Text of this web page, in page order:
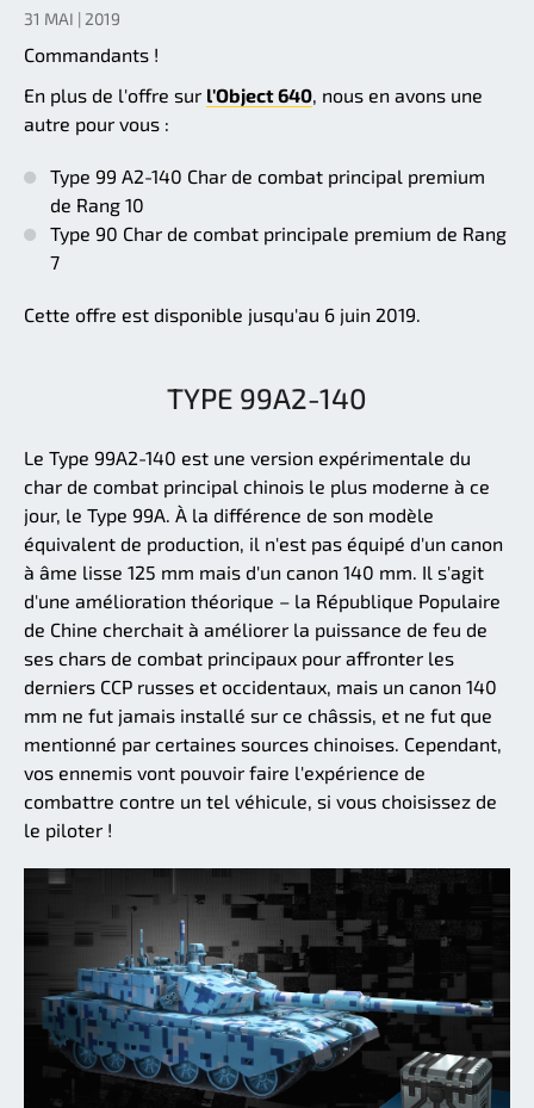
31 MAI | 2019
Commandants !
En plus de l'offre sur l'Object 640, nous en avons une
autre pour vous :
Type 99 A2-140 Char de combat principal premium
de Rang 10
Type 90 Char de combat principale premium de Rang
7
Cette offre est disponible jusqu'au 6 juin 2019.
TYPE 99A2-140
Le Type 99A2-140 est une version expérimentale du
char de combat principal chinois le plus moderne à ce
jour, le Type 99A. À la différence de son modèle
équivalent de production, il n'est pas équipé d'un canon
à âme lisse 125 mm mais d'un canon 140 mm. Il s'agit
d'une amélioration théorique – la République Populaire
de Chine cherchait à améliorer la puissance de feu de
ses chars de combat principaux pour affronter les
derniers CCP russes et occidentaux, mais un canon 140
mm ne fut jamais installé sur ce châssis, et ne fut que
mentionné par certaines sources chinoises. Cependant,
vos ennemis vont pouvoir faire l'expérience de
combattre contre un tel véhicule, si vous choisissez de
le piloter !